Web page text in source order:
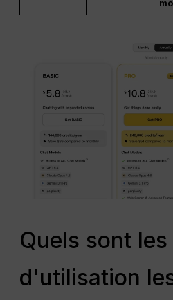
Quels sont
d'utilisation